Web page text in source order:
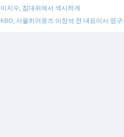
이지수, 침대위에서 섹시하게
KBO, 서울히어로즈 이장석 전 대표이사 영